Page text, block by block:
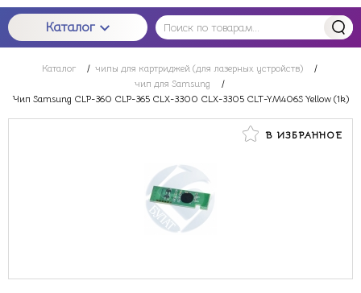
Каталог
Каталог / чипы для картриджей (для лазерных устройств)
/
чип для Samsung
/
Чип Samsung CLP-360 CLP-365 CLX-3300 CLX-3305 CLT-YM406S Yellow (1k)
В ИЗБРАННОЕ